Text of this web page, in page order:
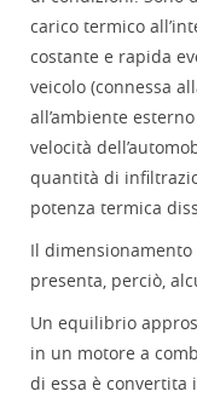
carico termico
costante e rapida
veicolo (connessa
all’ambiente
velocità
quantità di
potenza termica
Il dimensionamento
presenta, perciò,
Un equilibrio
in un motore a
di essa è convertita